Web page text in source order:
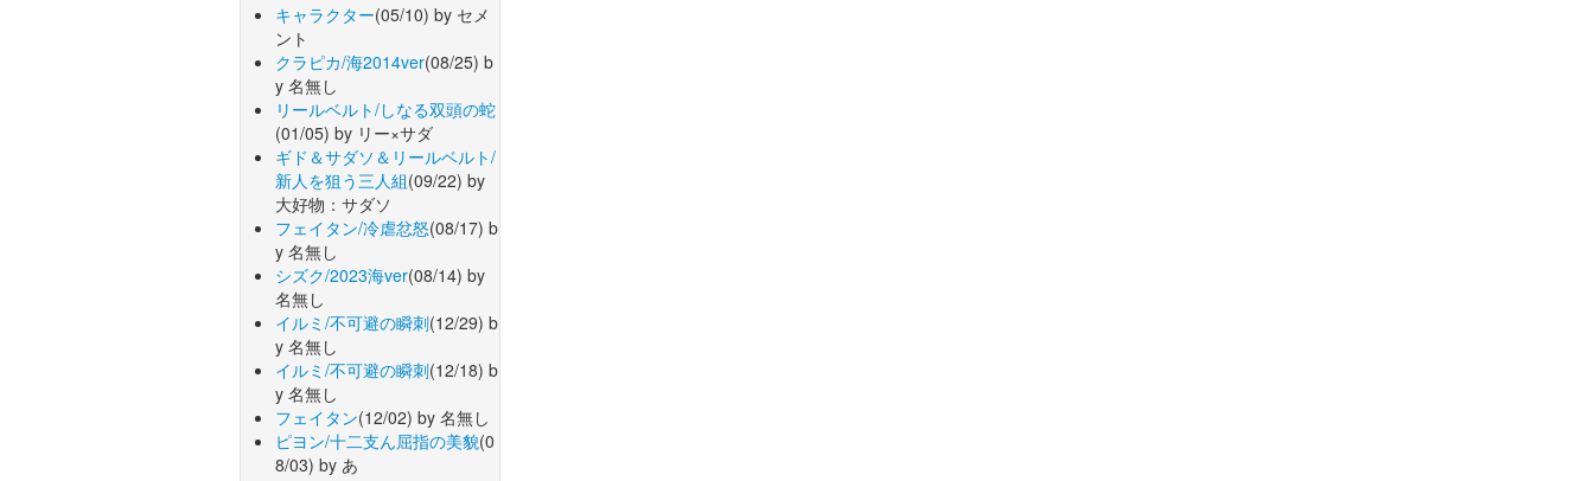
キャラクター(05/10) by セメ
ント
クラピカ/海2014ver(08/25) b
y 名無し
リールベルト/しなる双頭の蛇
(01/05) by リー×サダ
ギド＆サダソ＆リールベルト/
新人を狙う三人組(09/22) by
大好物：サダソ
フェイタン/冷虐忿怒(08/17) b
y 名無し
シズク/2023海ver(08/14) by
名無し
イルミ/不可避の瞬刺(12/29) b
y 名無し
イルミ/不可避の瞬刺(12/18) b
y 名無し
フェイタン(12/02) by 名無し
ピヨン/十二支ん屈指の美貌(0
8/03) by あ